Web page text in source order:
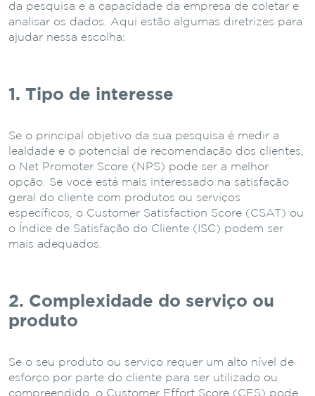
da pesquisa e a capacidade da empresa de coletar e
analisar os dados. Aqui estão algumas diretrizes para
ajudar nessa escolha:
1. Tipo de interesse
Se o principal objetivo da sua pesquisa é medir a
lealdade e o potencial de recomendação dos clientes,
o Net Promoter Score (NPS) pode ser a melhor
opção. Se você está mais interessado na satisfação
geral do cliente com produtos ou serviços
específicos, o Customer Satisfaction Score (CSAT) ou
o Índice de Satisfação do Cliente (ISC) podem ser
mais adequados.
2. Complexidade do serviço ou
produto
Se o seu produto ou serviço requer um alto nível de
esforço por parte do cliente para ser utilizado ou
compreendido, o Customer Effort Score (CES) pode